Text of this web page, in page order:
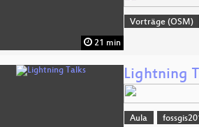
21 min
Vorträge (OSM)
Lightning
Aula